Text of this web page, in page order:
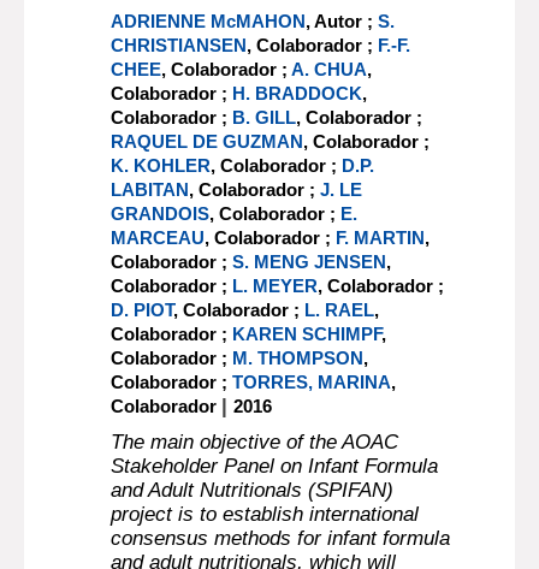
ADRIENNE McMAHON, Autor ;S.
CHRISTIANSEN, Colaborador ; F.-F.
CHEE, Colaborador ;A. CHUA,
Colaborador ; H. BRADDOCK,
Colaborador ; B. GILL, Colaborador ;
RAQUEL DE GUZMAN, Colaborador ;
K. KOHLER, Colaborador ; D.P.
LABITAN, Colaborador ;J. LE
GRANDOIS, Colaborador ; E.
MARCEAU, Colaborador ; F. MARTIN,
Colaborador ;S. MENG JENSEN,
Colaborador ; L. MEYER, Colaborador ;
D. PIOT, Colaborador ; L. RAEL,
Colaborador ; KAREN SCHIMPF,
Colaborador ; M. THOMPSON,
Colaborador ;TORRES, MARINA,
Colaborador |2016
The main objective of the AOAC
Stakeholder Panel on Infant Formula
and Adult Nutritionals (SPIFAN)
project is to establish international
consensus methods for infant formula
and adult nutritionals, which will